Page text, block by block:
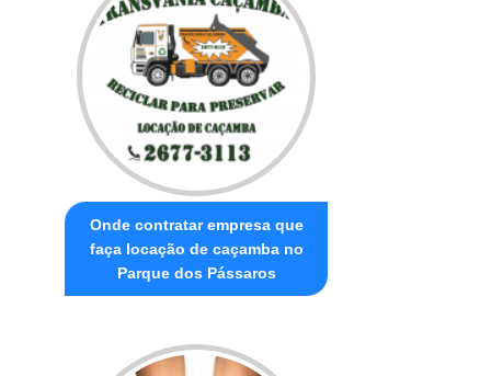
Onde contratar empresa que
faça locação de caçamba no
Parque dos Pássaros